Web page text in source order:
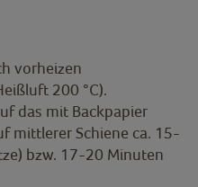
vorheizen
200 °C).
das mit Backpapier
mittlerer Schiene ca. 15-
bzw. 17-20 Minuten